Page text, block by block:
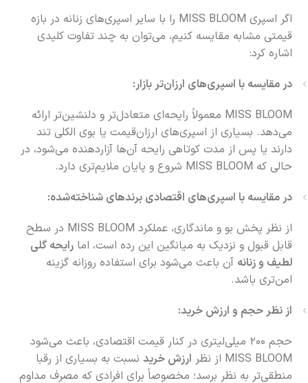
اگر اسپری MISS BLOOM را با سایر اسپری‌های زنانه در بازه
قیمتی مشابه مقایسه کنیم، می‌توان به چند تفاوت کلیدی
اشاره کرد:
در مقایسه با اسپری‌های ارزان‌تر بازار:
MISS BLOOM معمولاً رایحه‌ای متعادل‌تر و دلنشین‌تر ارائه
می‌دهد. بسیاری از اسپری‌های ارزان‌قیمت یا بوی الکلی تند
دارند یا پس از مدت کوتاهی رایحه آن‌ها آزاردهنده می‌شود، در
حالی که MISS BLOOM شروع و پایان ملایم‌تری دارد.
در مقایسه با اسپری‌های اقتصادی برندهای شناخته‌شده:
از نظر پخش بو و ماندگاری، عملکرد MISS BLOOM در سطح
قابل قبول و نزدیک به میانگین این رده است، امارایحه گلی
لطیف و زنانه آن باعث می‌شود برای استفاده روزانه گزینه
امن‌تری باشد.
از نظر حجم و ارزش خرید:
حجم ۲۰۰ میلی‌لیتری در کنار قیمت اقتصادی، باعث می‌شود
MISS BLOOM از نظر
ارزش خرید نسبت به بسیاری از رقبا
منطقی‌تر به نظر برسد؛ مخصوصاً برای افرادی که مصرف مداوم